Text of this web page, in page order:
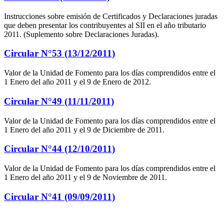
Instrucciones sobre emisión de Certificados y Declaraciones juradas
que deben presentar los contribuyentes al SII en el año tributario
2011. (Suplemento sobre Declaraciones Juradas).
Circular N°53 (13/12/2011)
Valor de la Unidad de Fomento para los días comprendidos entre el
1 Enero del año 2011 y el 9 de Enero de 2012.
Circular N°49 (11/11/2011)
Valor de la Unidad de Fomento para los días comprendidos entre el
1 Enero del año 2011 y el 9 de Diciembre de 2011.
Circular N°44 (12/10/2011)
Valor de la Unidad de Fomento para los días comprendidos entre el
1 Enero del año 2011 y el 9 de Noviembre de 2011.
Circular N°41 (09/09/2011)